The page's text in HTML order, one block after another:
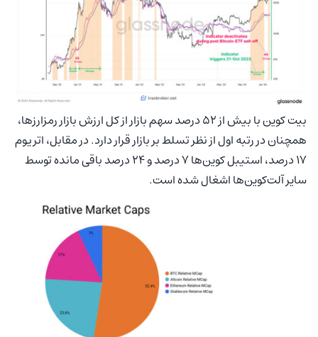
بیت کوین با بیش از ۵۲ درصد سهم بازار از کل ارزش بازار رمزارزها،
همچنان در رتبه اول از نظر تسلط بر بازار قرار دارد. در مقابل، اتریوم
۱۷ درصد، استیبل کوین‌ها ۷ درصد و ۲۴ درصد باقی مانده توسط
سایر آلت‌کوین‌ها اشغال شده است.